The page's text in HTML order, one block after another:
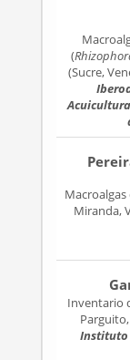
(
(Sucre,
Miranda,
Inventario
Instituto